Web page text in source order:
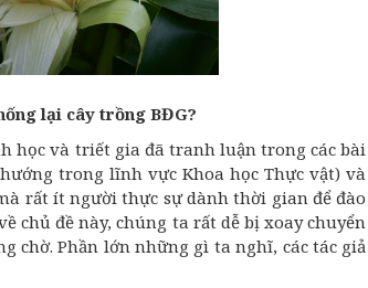
lại cây trồng BĐG?
học và triết gia đã tranh luận trong các bài
trong lĩnh vực Khoa học Thực vật) và
rất ít người thực sự dành thời gian để đào
chủ đề này, chúng ta rất dễ bị xoay chuyển
chờ. Phần lớn những gì ta nghĩ, các tác giả